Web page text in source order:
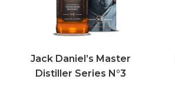
Jack Daniel’s Master
Distiller Series N°3